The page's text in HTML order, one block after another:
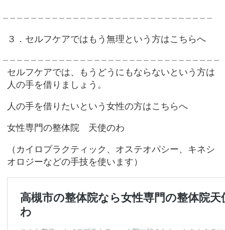
３．セルフケアではもう無理という方はこちらへ
セルフケアでは、もうどうにもならないという方は
人の手を借りましょう。
人の手を借りたいという女性の方はこちらへ
女性専門の整体院 天使のわ
（カイロプラクティック、オステオパシー、キネシ
オロジーなどの手技を使います）